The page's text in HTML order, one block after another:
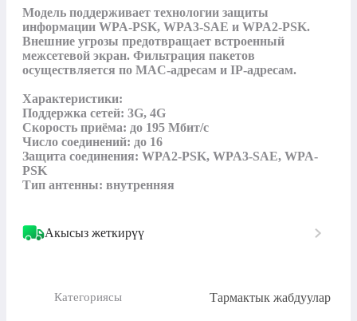
Модель поддерживает технологии защиты
информации WPA-PSK, WPA3-SAE и WPA2-PSK.
Внешние угрозы предотвращает встроенный
межсетевой экран. Фильтрация пакетов
осуществляется по MAC-адресам и IP-адресам.
Характеристики:
Поддержка сетей: 3G, 4G
Скорость приёма: до 195 Мбит/с
Число соединений: до 16
Защита соединения: WPA2-PSK, WPA3-SAE, WPA-
PSK
Тип антенны: внутренняя
Акысыз жеткирүү
Категориясы Тармактык жабдуулар